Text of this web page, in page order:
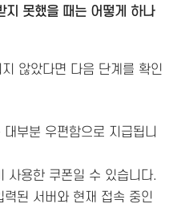
지 못했을 때는 어떻게 하나
않았다면 다음 단계를 확인
부분 우편함으로 지급됩니
사용한 쿠폰일 수 있습니다.
된 서버와 현재 접속 중인